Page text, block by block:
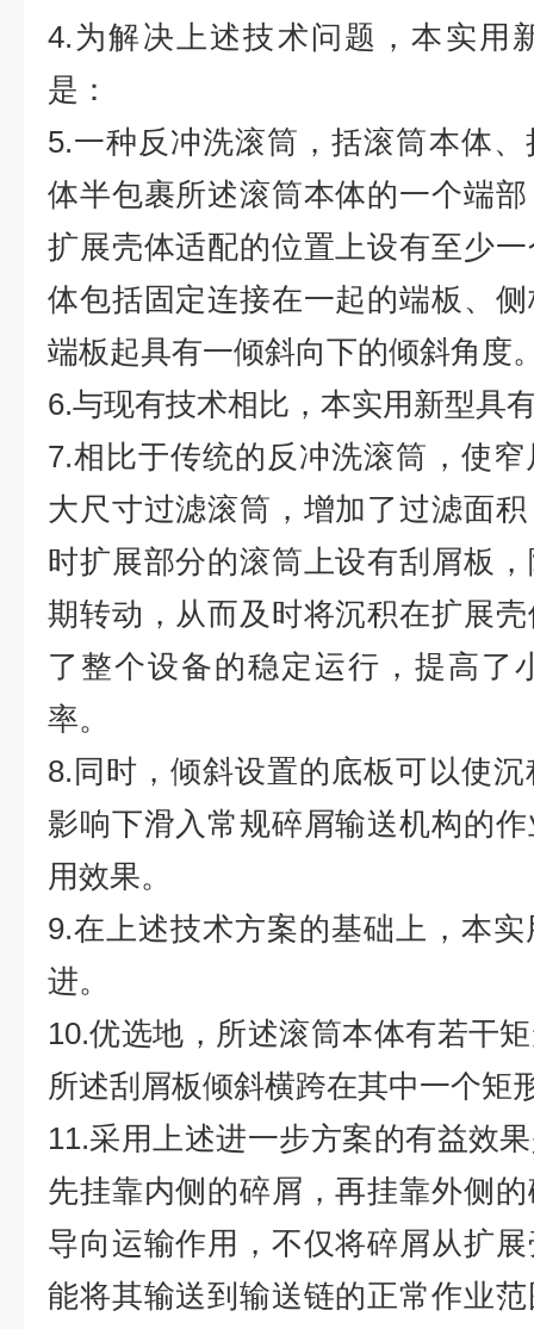
4.为解决上述技术问题，本实用
是：
5.一种反冲洗滚筒，括滚筒本体
体半包裹所述滚筒本体的一个端
扩展壳体适配的位置上设有至少
体包括固定连接在一起的端板、
端板起具有一倾斜向下的倾斜角度
6.与现有技术相比，本实用新型具
7.相比于传统的反冲洗滚筒，使
大尺寸过滤滚筒，增加了过滤面
时扩展部分的滚筒上设有刮屑板
期转动，从而及时将沉积在扩展
了整个设备的稳定运行，提高了
率。
8.同时，倾斜设置的底板可以使
影响下滑入常规碎屑输送机构的
用效果。
9.在上述技术方案的基础上，本
进。
10.优选地，所述滚筒本体有若干
所述刮屑板倾斜横跨在其中一个矩
11.采用上述进一步方案的有益效
先挂靠内侧的碎屑，再挂靠外侧
导向运输作用，不仅将碎屑从扩
能将其输送到输送链的正常作业